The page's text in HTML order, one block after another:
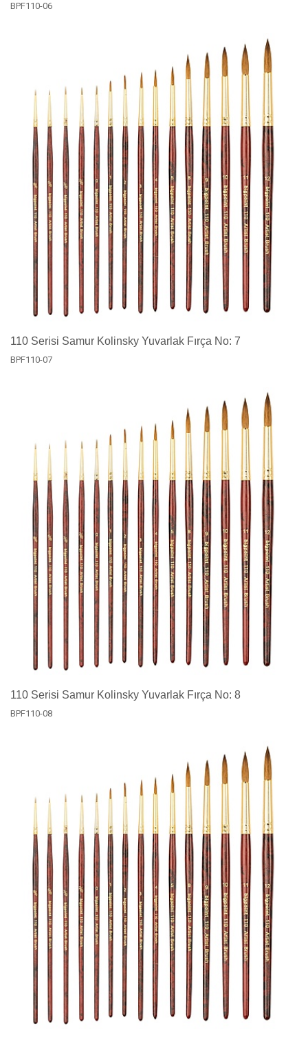
BPF110-06
110 Serisi Samur Kolinsky Yuvarlak Fırça No: 7
BPF110-07
110 Serisi Samur Kolinsky Yuvarlak Fırça No: 8
BPF110-08